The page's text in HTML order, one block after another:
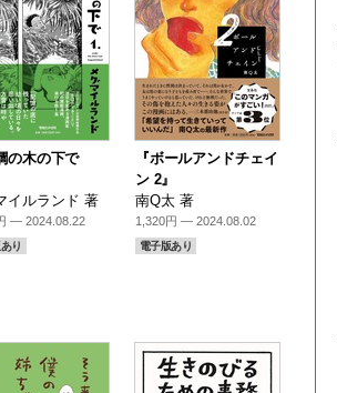
の木の下で
イルランド 著
— 2024.08.22
り
『ボールアンドチェイ
ン 2』
南Q太 著
1,320円 — 2024.08.02
電子版あり